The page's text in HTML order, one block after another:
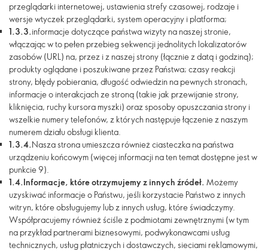
przeglądarki internetowej, ustawienia strefy czasowej, rodzaje i
wersje wtyczek przeglądarki, system operacyjny i platforma;
1.3.3.informacje dotyczące państwa wizyty na naszej stronie,
włączając w to pełen przebieg sekwencji jednolitych lokalizatorów
zasobów (URL) na, przez i z naszej strony (łącznie z datą i godziną);
produkty oglądane i poszukiwane przez Państwa; czasy reakcji
strony, błędy pobierania, długość odwiedzin na pewnych stronach,
informacje o interakcjach ze stroną (takie jak przewijanie strony,
kliknięcia, ruchy kursora myszki) oraz sposoby opuszczania strony i
wszelkie numery telefonów, z których następuje łączenie z naszym
numerem działu obsługi klienta.
1.3.4.Nasza strona umieszcza również ciasteczka na państwa
urządzeniu końcowym (więcej informacji na ten temat dostępne jest w
punkcie 9).
1.4.Informacje, które otrzymujemy z innych źródeł. Możemy
uzyskiwać informacje o Państwu, jeśli korzystacie Państwo z innych
witryn, które obsługujemy lub z innych usług, które świadczymy.
Współpracujemy również ściśle z podmiotami zewnętrznymi (w tym
na przykład partnerami biznesowymi, podwykonawcami usług
technicznych, usług płatniczych i dostawczych, sieciami reklamowymi,